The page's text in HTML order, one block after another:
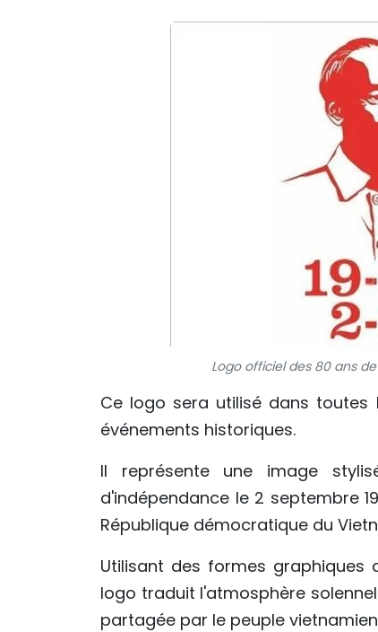
Logo officiel des 80 ans
Ce logo sera utilisé dans
événements historiques.
Il représente une image
d'indépendance le 2 septembre
République démocratique du
Utilisant des formes graphiques
logo traduit l'atmosphère
partagée par le peuple